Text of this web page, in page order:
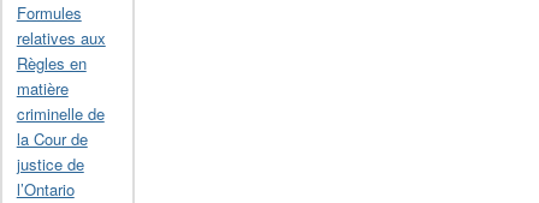
Formules
relatives aux
Règles en
matière
criminelle de
la Cour de
justice de
l’Ontario